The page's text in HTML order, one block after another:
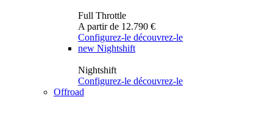
Full Throttle
A partir de 12.790 €
Configurez-le découvrez-le
new Nightshift
Nightshift
Configurez-le découvrez-le
Offroad